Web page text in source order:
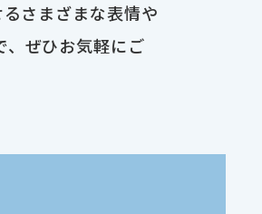
さまざまな表情や
、ぜひお気軽にご